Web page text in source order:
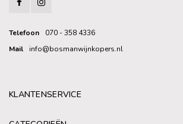
Telefoon
070 - 358 4336
Mail
info@bosmanwijnkopers.nl
KLANTENSERVICE